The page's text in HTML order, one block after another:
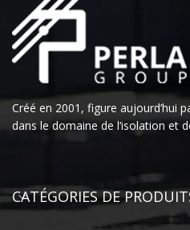
Créé en 2001, figure aujourd’hui
dans le domaine de l‘isolation et
CATÉGORIES DE